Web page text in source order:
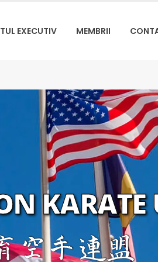
EXECUTIV MEMBRII